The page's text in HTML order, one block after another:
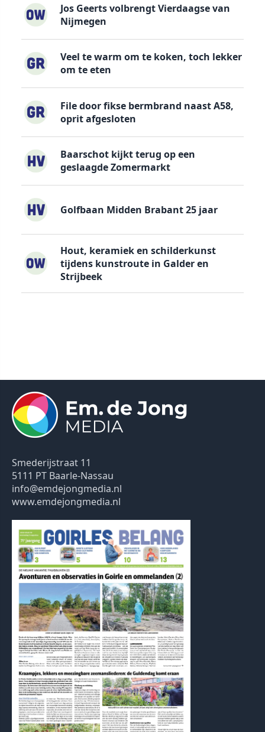
Jos Geerts volbrengt Vierdaagse van
Nijmegen
Veel te warm om te koken, toch lekker
om te eten
File door fikse bermbrand naast A58,
oprit afgesloten
Baarschot kijkt terug op een
geslaagde Zomermarkt
Golfbaan Midden Brabant 25 jaar
Hout, keramiek en schilderkunst
tijdens kunstroute in Galder en
Strijbeek
Smederijstraat 11
5111 PT Baarle-Nassau
info@emdejongmedia.nl
www.emdejongmedia.nl